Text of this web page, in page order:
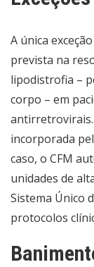
A única
prevista na
lipodistrofia –
corpo – em
incorporada
caso, o CFM
unidades de
Sistema Único
protocolos